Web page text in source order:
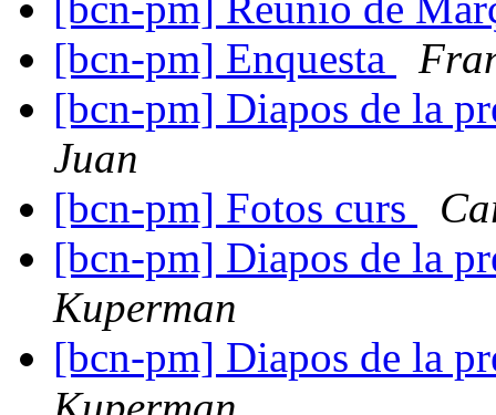
[bcn-pm] Enquesta
[bcn-pm] Diapos de la
Juan
[bcn-pm] Fotos curs
[bcn-pm] Diapos de la
Kuperman
[bcn-pm] Diapos de la